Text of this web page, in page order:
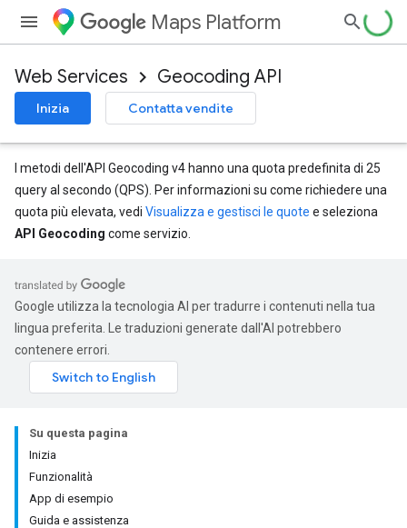
Maps Platform
Web Services Geocoding API
Inizia Contatta vendite
I metodi dell'API Geocoding v4 hanno una quota predefinita di 25
query al secondo (QPS). Per informazioni su come richiedere una
quota più elevata, vedi Visualizza e gestisci le quote e seleziona
API Geocoding come servizio.
Google utilizza la tecnologia AI per tradurre i contenuti nella tua
lingua preferita. Le traduzioni generate dall'AI potrebbero
contenere errori.
Su questa pagina
Inizia
Funzionalità
App di esempio
Guida e assistenza